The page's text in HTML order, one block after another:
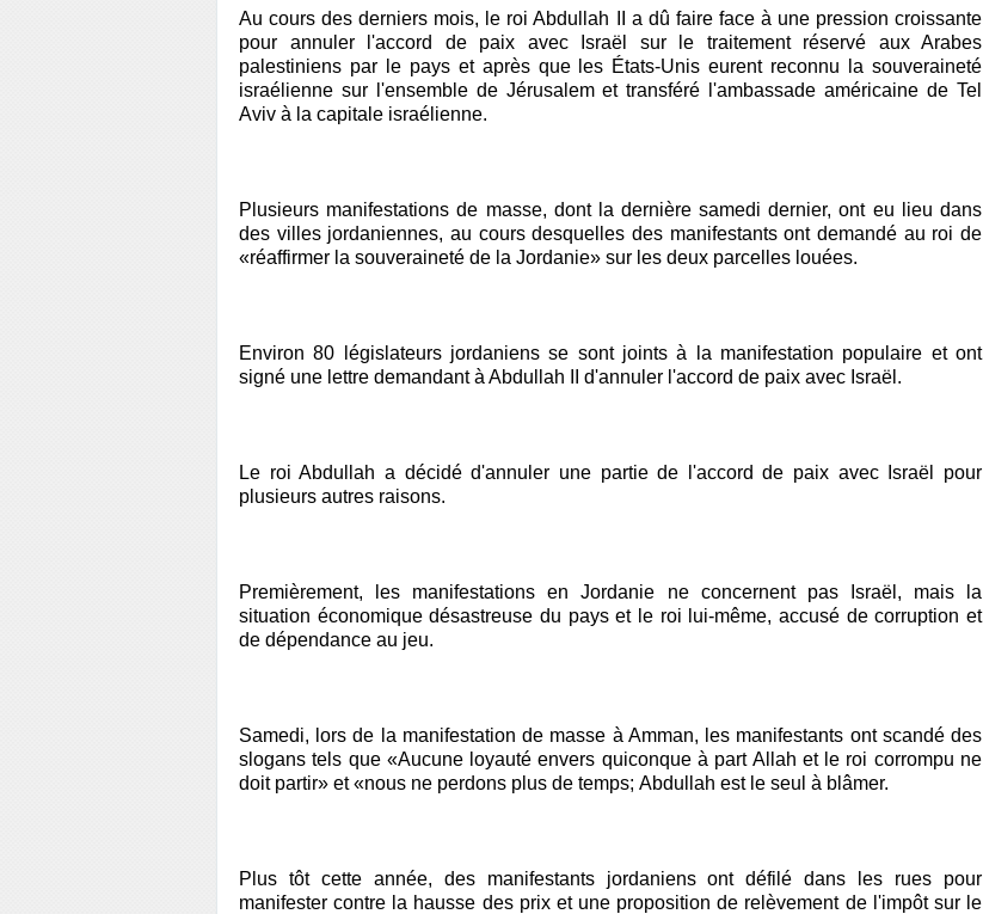
Au cours des derniers mois, le roi Abdullah II a dû faire face à une pression croissante
pour annuler l'accord de paix avec Israël sur le traitement réservé aux Arabes
palestiniens par le pays et après que les États-Unis eurent reconnu la souveraineté
israélienne sur l'ensemble de Jérusalem et transféré l'ambassade américaine de Tel
Aviv à la capitale israélienne.
Plusieurs manifestations de masse, dont la dernière samedi dernier, ont eu lieu dans
des villes jordaniennes, au cours desquelles des manifestants ont demandé au roi de
«réaffirmer la souveraineté de la Jordanie» sur les deux parcelles louées.
Environ 80 législateurs jordaniens se sont joints à la manifestation populaire et ont
signé une lettre demandant à Abdullah II d'annuler l'accord de paix avec Israël.
Le roi Abdullah a décidé d'annuler une partie de l'accord de paix avec Israël pour
plusieurs autres raisons.
Premièrement, les manifestations en Jordanie ne concernent pas Israël, mais la
situation économique désastreuse du pays et le roi lui-même, accusé de corruption et
de dépendance au jeu.
Samedi, lors de la manifestation de masse à Amman, les manifestants ont scandé des
slogans tels que «Aucune loyauté envers quiconque à part Allah et le roi corrompu ne
doit partir» et «nous ne perdons plus de temps; Abdullah est le seul à blâmer.
Plus tôt cette année, des manifestants jordaniens ont défilé dans les rues pour
manifester contre la hausse des prix et une proposition de relèvement de l'impôt sur le